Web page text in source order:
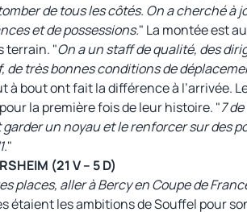
de tous les côtés. On a cherché à
et de possessions." La montée est
terrain. "On a un staff de qualité, des
de très bonnes conditions de
à bout ont fait la différence à l’arrivée.
la première fois de leur histoire. "7
un noyau et le renforcer sur des
."
(21 V – 5 D)
places, aller à Bercy en Coupe de
étaient les ambitions de Souffel pour